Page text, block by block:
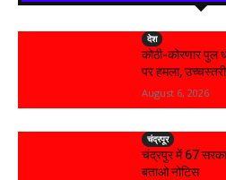
देश
कोठी-कोरणार पुल
पर हमला,
August 6, 2026
चंद्रपूर
चंद्रपुर में 67
बताओ नोटिस